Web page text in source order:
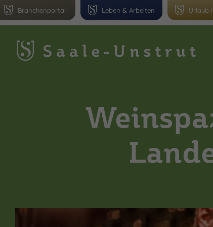
Urlaub
Leben & Arbeiten
Branchenportal